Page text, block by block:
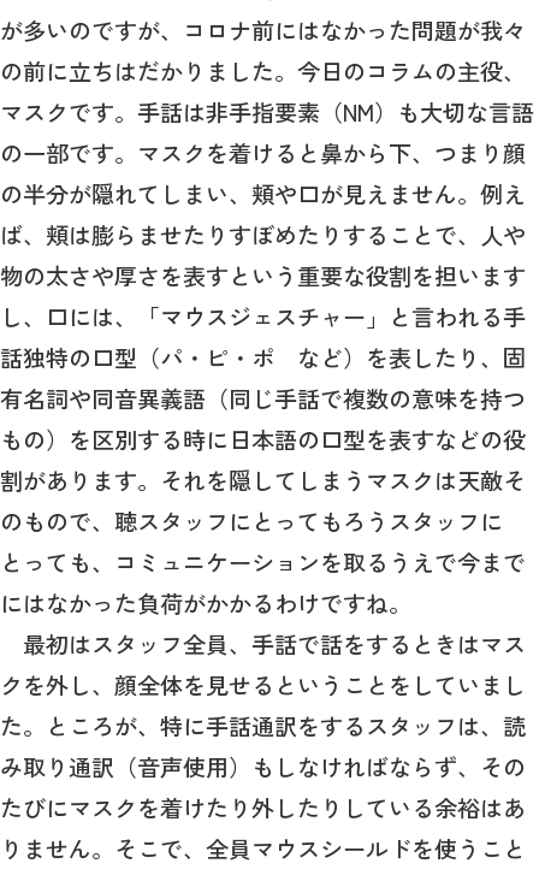
が多いのですが、コロナ前にはなかった問題が我々
の前に立ちはだかりました。今日のコラムの主役、
マスクです。手話は非手指要素（NM）も大切な言語
の一部です。マスクを着けると鼻から下、つまり顔
の半分が隠れてしまい、頬や口が見えません。例え
ば、頬は膨らませたりすぼめたりすることで、人や
物の太さや厚さを表すという重要な役割を担います
し、口には、「マウスジェスチャー」と言われる手
話独特の口型（パ・ピ・ポ など）を表したり、固
有名詞や同音異義語（同じ手話で複数の意味を持つ
もの）を区別する時に日本語の口型を表すなどの役
割があります。それを隠してしまうマスクは天敵そ
のもので、聴スタッフにとってもろうスタッフに
とっても、コミュニケーションを取るうえで今まで
にはなかった負荷がかかるわけですね。
最初はスタッフ全員、手話で話をするときはマス
クを外し、顔全体を見せるということをしていまし
た。ところが、特に手話通訳をするスタッフは、読
み取り通訳（音声使用）もしなければならず、その
たびにマスクを着けたり外したりしている余裕はあ
りません。そこで、全員マウスシールドを使うこと